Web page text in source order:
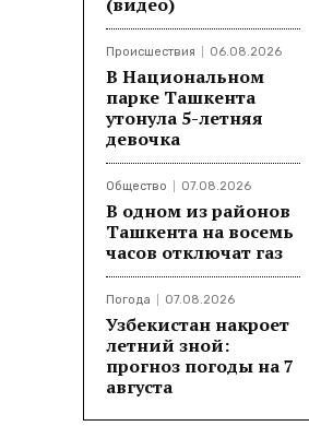
Происшествия 06.08.2026
В Национальном
парке Ташкента
утонула 5-летняя
девочка
Общество 07.08.2026
В одном из районов
Ташкента на восемь
часов отключат газ
Погода 07.08.2026
Узбекистан накроет
летний зной:
прогноз погоды на 7
августа